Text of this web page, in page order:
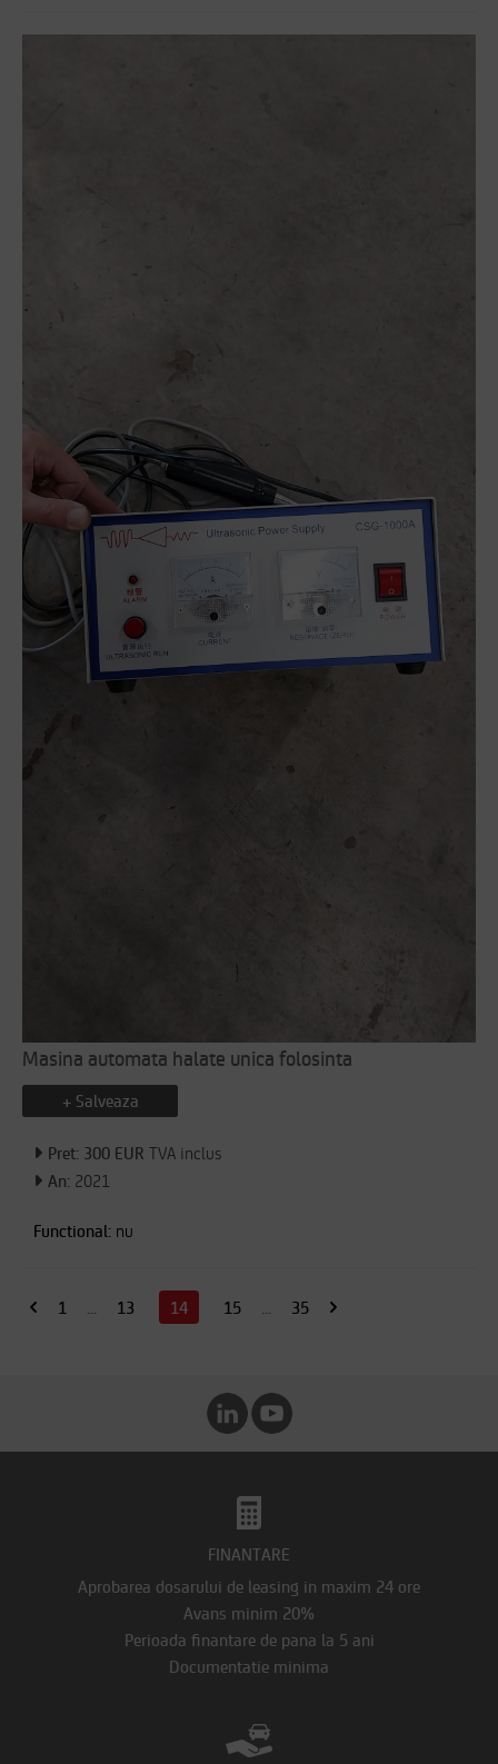
Masina automata halate unica folosinta
+ Salveaza
Pret: 300 EUR TVA inclus
An: 2021
Functional: nu
1 ... 13 14 15 ... 35
FINANTARE
Aprobarea dosarului de leasing in maxim 24 ore
Avans minim 20%
Perioada finantare de pana la 5 ani
Documentatie minima